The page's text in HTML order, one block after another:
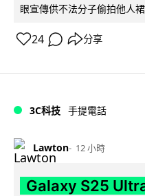
眼宣傳供不法分子偷拍他人
24 分享
3C科技 手提電話
Lawton 12 小時
Galaxy S25